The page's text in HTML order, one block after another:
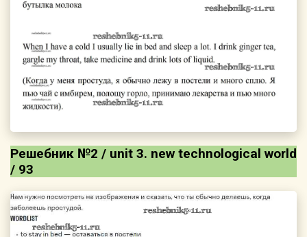
Решебник №2 / unit 3. new technological world
/ 93